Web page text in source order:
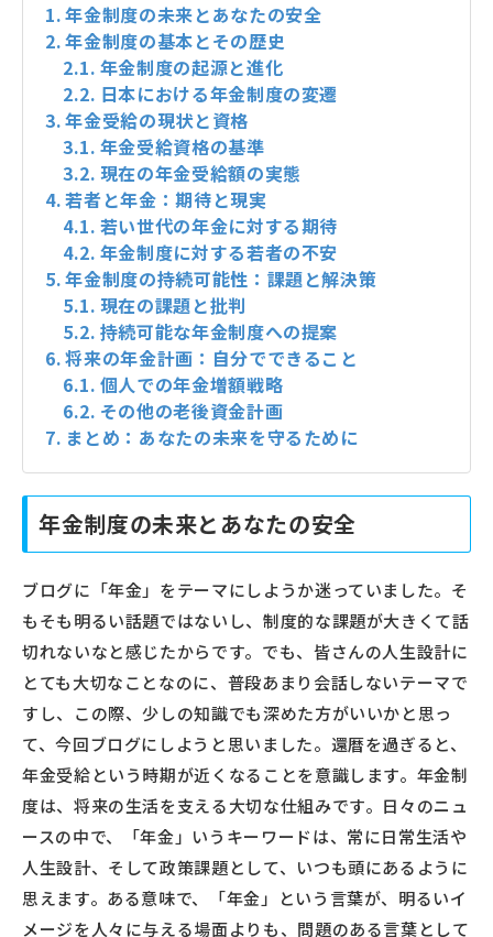
年金制度の未来とあなたの安全
年金制度の基本とその歴史
年金制度の起源と進化
日本における年金制度の変遷
年金受給の現状と資格
年金受給資格の基準
現在の年金受給額の実態
若者と年金：期待と現実
若い世代の年金に対する期待
年金制度に対する若者の不安
年金制度の持続可能性：課題と解決策
現在の課題と批判
持続可能な年金制度への提案
将来の年金計画：自分でできること
個人での年金増額戦略
その他の老後資金計画
まとめ：あなたの未来を守るために
年金制度の未来とあなたの安全
ブログに「年金」をテーマにしようか迷っていました。そ
もそも明るい話題ではないし、制度的な課題が大きくて話
切れないなと感じたからです。でも、皆さんの人生設計に
とても大切なことなのに、普段あまり会話しないテーマで
すし、この際、少しの知識でも深めた方がいいかと思っ
て、今回ブログにしようと思いました。還暦を過ぎると、
年金受給という時期が近くなることを意識します。年金制
度は、将来の生活を支える大切な仕組みです。日々のニュ
ースの中で、「年金」いうキーワードは、常に日常生活や
人生設計、そして政策課題として、いつも頭にあるように
思えます。ある意味で、「年金」という言葉が、明るいイ
メージを人々に与える場面よりも、問題のある言葉として